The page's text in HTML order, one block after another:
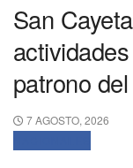
San
patrono
7 AGOSTO, 2026